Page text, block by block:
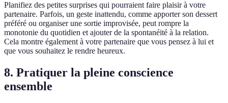
Planifiez des petites surprises qui pourraient faire plaisir à votre
partenaire. Parfois, un geste inattendu, comme apporter son dessert
préféré ou organiser une sortie improvisée, peut rompre la
monotonie du quotidien et ajouter de la spontanéité à la relation.
Cela montre également à votre partenaire que vous pensez à lui et
que vous souhaitez le rendre heureux.
8. Pratiquer la pleine conscience
ensemble